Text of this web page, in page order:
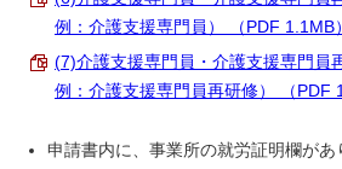
例：介護支援専門員） （PDF 1.1MB）
(7)介護支援専門員・介護支援専門
例：介護支援専門員再研修） （PDF
申請書内に、事業所の就労証明欄が